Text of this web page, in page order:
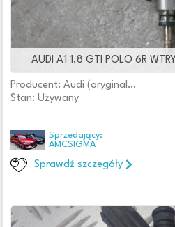
AUDI A1 1.8 GTI POLO 6R
Producent: Audi (oryginalne OE)
Stan: Używany
Sprzedający:
AMCSIGMA
Sprawdź szczegóły